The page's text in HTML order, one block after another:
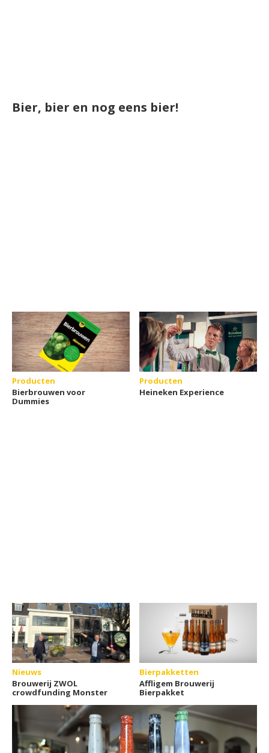
Bier, bier en nog eens bier!
Producten
Bierbrouwen voor
Dummies
Producten
Heineken Experience
Nieuws
Brouwerij ZWOL
crowdfunding Monster
Bierpakketten
Affligem Brouwerij
Bierpakket